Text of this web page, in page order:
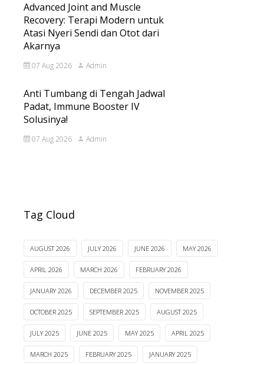
Advanced Joint and Muscle
Recovery: Terapi Modern untuk
Atasi Nyeri Sendi dan Otot dari
Akarnya
07 Aug 2026 Admin
Anti Tumbang di Tengah Jadwal
Padat, Immune Booster IV
Solusinya!
07 Aug 2026 Admin
Tag Cloud
AUGUST 2026 JULY 2026 JUNE 2026 MAY 2026
APRIL 2026 MARCH 2026 FEBRUARY 2026
JANUARY 2026 DECEMBER 2025 NOVEMBER 2025
OCTOBER 2025 SEPTEMBER 2025 AUGUST 2025
JULY 2025 JUNE 2025 MAY 2025 APRIL 2025
MARCH 2025 FEBRUARY 2025 JANUARY 2025